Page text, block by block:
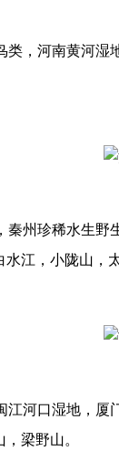
，河南黄河
州珍稀水生
江，小陇山，
河口湿地，
梁野山。